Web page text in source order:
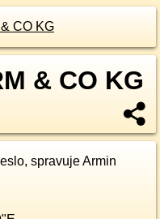
CO KG
& CO KG
spravuje Armin